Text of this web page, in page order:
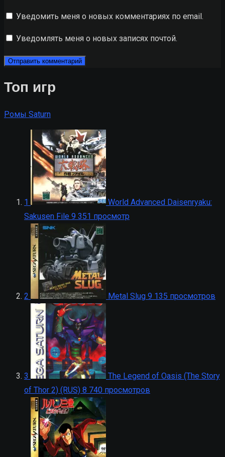
Уведомить меня о новых комментариях по email.
Уведомлять меня о новых записях почтой.
Топ игр
Ромы Saturn
1
World Advanced Daisenryaku:
Sakusen File 9 351 просмотр
2 Metal Slug 9 135 просмотров
3
The Legend of Oasis (The Story
of Thor 2) (RUS) 8 740 просмотров